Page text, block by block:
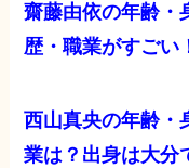
齋藤由依の年齢・
歴・職業がすごい
西山真央の年齢・
業は？出身は大分